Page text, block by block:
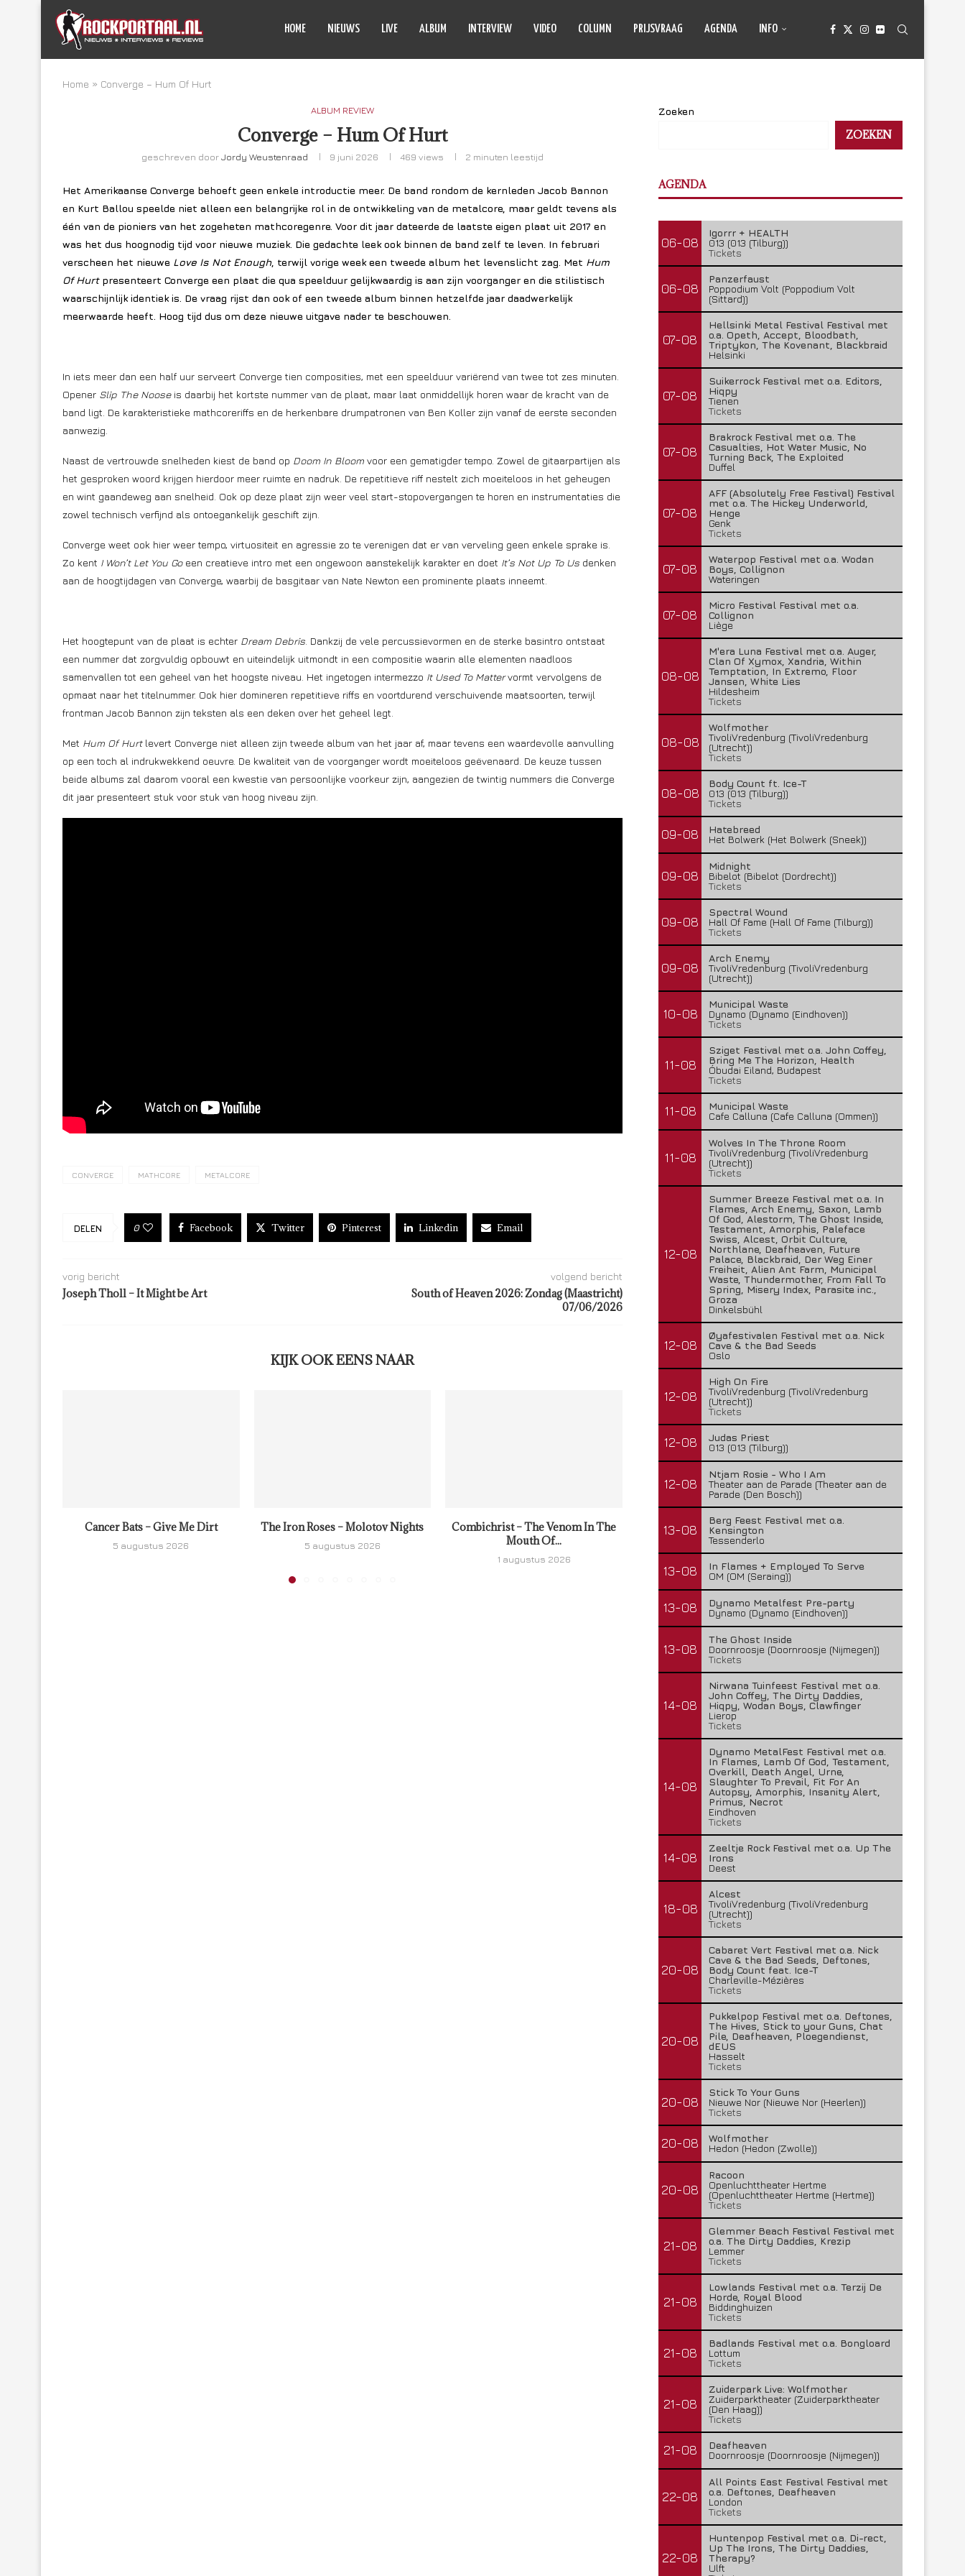
HOME NIEUWS LIVE ALBUM INTERVIEW VIDEO COLUMN PRIJSVRAAG AGENDA INFO
Home » Converge – Hum Of Hurt
ALBUM REVIEW
Converge – Hum Of Hurt
geschreven doorJordy Weustenraad 9 juni 2026 469 views 2 minuten leestijd
Het Amerikaanse Converge behoeft geen enkele introductie meer. De band rondom de kernleden Jacob Bannon
en Kurt Ballou speelde niet alleen een belangrijke rol in de ontwikkeling van de metalcore, maar geldt tevens als
één van de pioniers van het zogeheten mathcoregenre. Voor dit jaar dateerde de laatste eigen plaat uit 2017 en
was het dus hoognodig tijd voor nieuwe muziek. Die gedachte leek ook binnen de band zelf te leven. In februari
verscheen het nieuwe Love Is Not Enough, terwijl vorige week een tweede album het levenslicht zag. Met Hum
Of Hurtpresenteert Converge een plaat die qua speelduur gelijkwaardig is aan zijn voorganger en die stilistisch
waarschijnlijk identiek is. De vraag rijst dan ook of een tweede album binnen hetzelfde jaar daadwerkelijk
meerwaarde heeft. Hoog tijd dus om deze nieuwe uitgave nader te beschouwen.
In iets meer dan een half uur serveert Converge tien composities, met een speelduur variërend van twee tot zes minuten.
Opener Slip The Nooseis daarbij het kortste nummer van de plaat, maar laat onmiddellijk horen waar de kracht van de
band ligt. De karakteristieke mathcoreriffs en de herkenbare drumpatronen van Ben Koller zijn vanaf de eerste seconden
aanwezig.
Naast de vertrouwde snelheden kiest de band op Doom In Bloom voor een gematigder tempo. Zowel de gitaarpartijen als
het gesproken woord krijgen hierdoor meer ruimte en nadruk. De repetitieve riff nestelt zich moeiteloos in het geheugen
en wint gaandeweg aan snelheid. Ook op deze plaat zijn weer veel start-stopovergangen te horen en instrumentaties die
zowel technisch verfijnd als ontoegankelijk geschift zijn.
Converge weet ook hier weer tempo, virtuositeit en agressie zo te verenigen dat er van verveling geen enkele sprake is.
Zo kent I Won’t Let You Goeen creatieve intro met een ongewoon aanstekelijk karakter en doet It’s Not Up To Us denken
aan de hoogtijdagen van Converge, waarbij de basgitaar van Nate Newton een prominente plaats inneemt.
Het hoogtepunt van de plaat is echter Dream Debris . Dankzij de vele percussievormen en de sterke basintro ontstaat
een nummer dat zorgvuldig opbouwt en uiteindelijk uitmondt in een compositie waarin alle elementen naadloos
samenvallen tot een geheel van het hoogste niveau. Het ingetogen intermezzo It Used To Mattervormt vervolgens de
opmaat naar het titelnummer. Ook hier domineren repetitieve riffs en voortdurend verschuivende maatsoorten, terwijl
frontman Jacob Bannon zijn teksten als een deken over het geheel legt.
Met Hum Of Hurtlevert Converge niet alleen zijn tweede album van het jaar af, maar tevens een waardevolle aanvulling
op een toch al indrukwekkend oeuvre. De kwaliteit van de voorganger wordt moeiteloos geëvenaard. De keuze tussen
beide albums zal daarom vooral een kwestie van persoonlijke voorkeur zijn, aangezien de twintig nummers die Converge
dit jaar presenteert stuk voor stuk van hoog niveau zijn.
CONVERGE MATHCORE METALCORE
DELEN 0 Facebook Twitter Pinterest Linkedin Email
vorig bericht
Joseph Tholl – It Might be Art
volgend bericht
South of Heaven 2026: Zondag (Maastricht)
07/06/2026
KIJK OOK EENS NAAR
Cancer Bats – Give Me Dirt
5 augustus 2026
The Iron Roses – Molotov Nights
5 augustus 2026
Combichrist – The Venom In The
Mouth Of...
1 augustus 2026
Lunatic Soul – Transition II
29 juli 2026
Zoeken
ZOEKEN
AGENDA
06-08
Igorrr + HEALTH
013 (013 (Tilburg))
Tickets
06-08
Panzerfaust
Poppodium Volt (Poppodium Volt
(Sittard))
07-08
Hellsinki Metal Festival Festival met
o.a. Opeth, Accept, Bloodbath,
Triptykon, The Kovenant, Blackbraid
Helsinki
07-08
Suikerrock Festival met o.a. Editors,
Hiqpy
Tienen
Tickets
07-08
Brakrock Festival met o.a. The
Casualties, Hot Water Music, No
Turning Back, The Exploited
Duffel
07-08
AFF (Absolutely Free Festival) Festival
met o.a. The Hickey Underworld,
Henge
Genk
Tickets
07-08
Waterpop Festival met o.a. Wodan
Boys, Collignon
Wateringen
07-08
Micro Festival Festival met o.a.
Collignon
Liège
08-08
M'era Luna Festival met o.a. Auger,
Clan Of Xymox, Xandria, Within
Temptation, In Extremo, Floor
Jansen, White Lies
Hildesheim
Tickets
08-08
Wolfmother
TivoliVredenburg (TivoliVredenburg
(Utrecht))
Tickets
08-08
Body Count ft. Ice-T
013 (013 (Tilburg))
Tickets
09-08
Hatebreed
Het Bolwerk (Het Bolwerk (Sneek))
09-08
Midnight
Bibelot (Bibelot (Dordrecht))
Tickets
09-08
Spectral Wound
Hall Of Fame (Hall Of Fame (Tilburg))
Tickets
09-08
Arch Enemy
TivoliVredenburg (TivoliVredenburg
(Utrecht))
10-08
Municipal Waste
Dynamo (Dynamo (Eindhoven))
Tickets
11-08
Sziget Festival met o.a. John Coffey,
Bring Me The Horizon, Health
Óbudai Eiland, Budapest
Tickets
11-08
Municipal Waste
Cafe Calluna (Cafe Calluna (Ommen))
11-08
Wolves In The Throne Room
TivoliVredenburg (TivoliVredenburg
(Utrecht))
Tickets
12-08
Summer Breeze Festival met o.a. In
Flames, Arch Enemy, Saxon, Lamb
Of God, Alestorm, The Ghost Inside,
Testament, Amorphis, Paleface
Swiss, Alcest, Orbit Culture,
Northlane, Deafheaven, Future
Palace, Blackbraid, Der Weg Einer
Freiheit, Alien Ant Farm, Municipal
Waste, Thundermother, From Fall To
Spring, Misery Index, Parasite inc.,
Groza
Dinkelsbühl
12-08
Øyafestivalen Festival met o.a. Nick
Cave & the Bad Seeds
Oslo
12-08
High On Fire
TivoliVredenburg (TivoliVredenburg
(Utrecht))
Tickets
12-08
Judas Priest
013 (013 (Tilburg))
12-08
Ntjam Rosie - Who I Am
Theater aan de Parade (Theater aan de
Parade (Den Bosch))
13-08
Berg Feest Festival met o.a.
Kensington
Tessenderlo
13-08
In Flames + Employed To Serve
OM (OM (Seraing))
13-08
Dynamo Metalfest Pre-party
Dynamo (Dynamo (Eindhoven))
13-08
The Ghost Inside
Doornroosje (Doornroosje (Nijmegen))
Tickets
14-08
Nirwana Tuinfeest Festival met o.a.
John Coffey, The Dirty Daddies,
Hiqpy, Wodan Boys, Clawfinger
Lierop
Tickets
14-08
Dynamo MetalFest Festival met o.a.
In Flames, Lamb Of God, Testament,
Overkill, Death Angel, Urne,
Slaughter To Prevail, Fit For An
Autopsy, Amorphis, Insanity Alert,
Primus, Necrot
Eindhoven
Tickets
14-08
Zeeltje Rock Festival met o.a. Up The
Irons
Deest
18-08
Alcest
TivoliVredenburg (TivoliVredenburg
(Utrecht))
Tickets
20-08
Cabaret Vert Festival met o.a. Nick
Cave & the Bad Seeds, Deftones,
Body Count feat. Ice-T
Charleville-Mézières
Tickets
20-08
Pukkelpop Festival met o.a. Deftones,
The Hives, Stick to your Guns, Chat
Pile, Deafheaven, Ploegendienst,
dEUS
Hasselt
Tickets
20-08
Stick To Your Guns
Nieuwe Nor (Nieuwe Nor (Heerlen))
Tickets
20-08
Wolfmother
Hedon (Hedon (Zwolle))
20-08
Racoon
Openluchttheater Hertme
(Openluchttheater Hertme (Hertme))
Tickets
21-08
Glemmer Beach Festival Festival met
o.a. The Dirty Daddies, Krezip
Lemmer
Tickets
21-08
Lowlands Festival met o.a. Terzij De
Horde, Royal Blood
Biddinghuizen
Tickets
21-08
Badlands Festival met o.a. Bongloard
Lottum
Tickets
21-08
Zuiderpark Live: Wolfmother
Zuiderparktheater (Zuiderparktheater
(Den Haag))
Tickets
21-08
Deafheaven
Doornroosje (Doornroosje (Nijmegen))
22-08
All Points East Festival Festival met
o.a. Deftones, Deafheaven
London
Tickets
22-08
Huntenpop Festival met o.a. Di-rect,
Up The Irons, The Dirty Daddies,
Therapy?
Ulft